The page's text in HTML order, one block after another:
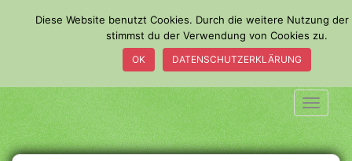
o
m
a
i
Diese Website benutzt Cookies. Durch die weitere Nutzung der
stimmst du der Verwendung von Cookies zu.
OK DATENSCHUTZERKLÄRUNG